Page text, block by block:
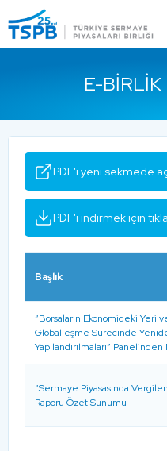
Close
E-
PDF'i yeni sekmede
PDF'i indirmek için
Başlık
“Borsaların Ekonomideki Yeri
Globalleşme Sürecinde
Yapılandırılmaları”
“Sermaye Piyasasında
Raporu Özet Sunumu